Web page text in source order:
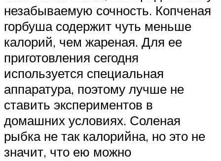
незабываемую сочность. Копченая
горбуша содержит чуть меньше
калорий, чем жареная. Для ее
приготовления сегодня
используется специальная
аппаратура, поэтому лучше не
ставить экспериментов в
домашних условиях. Соленая
рыбка не так калорийна, но это не
значит, что ею можно